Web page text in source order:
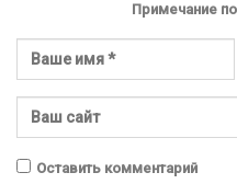
Примечание
Оставить комментарий